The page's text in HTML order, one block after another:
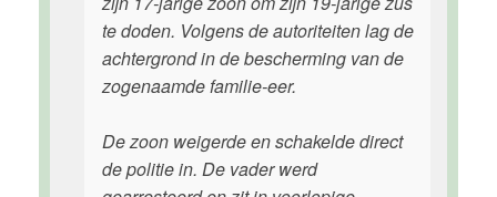
te doden. Volgens de autoriteiten lag de
achtergrond in de bescherming van de
zogenaamde familie-eer.
De zoon weigerde en schakelde direct
de politie in. De vader werd